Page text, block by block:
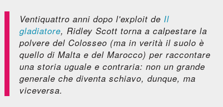
Ventiquattro anni dopo l'exploit de Il
gladiatore, Ridley Scott torna a calpestare la
polvere del Colosseo (ma in verità il suolo è
quello di Malta e del Marocco) per raccontare
una storia uguale e contraria: non un grande
generale che diventa schiavo, dunque, ma
viceversa.